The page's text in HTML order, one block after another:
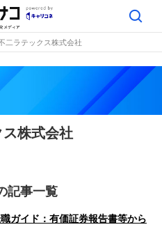
二ラテックス株式会社
株式会社
記事一覧
ガイド：有価証券報告書等から